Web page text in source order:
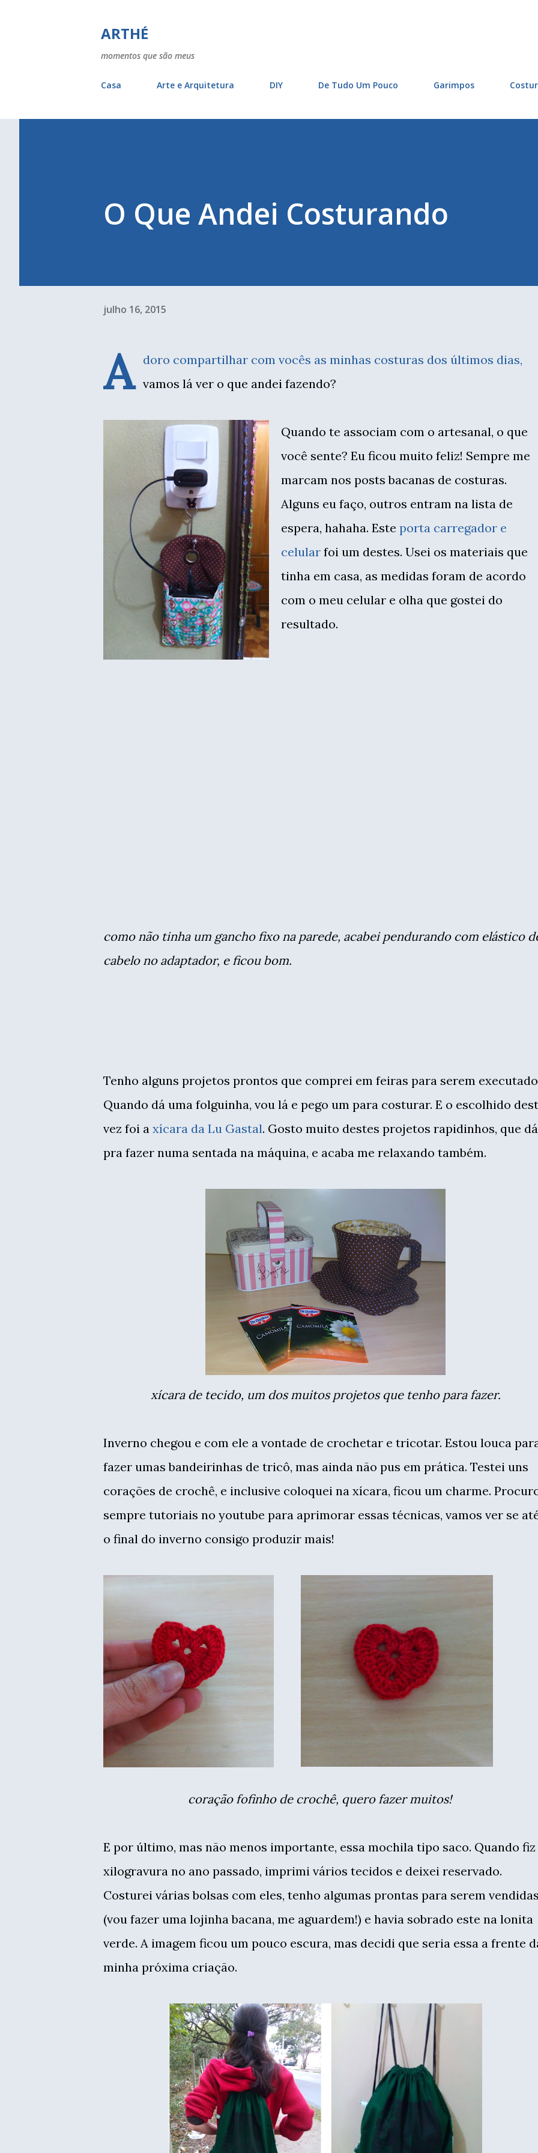
ARTHÉ
momentos que são meus
Casa Arte e Arquitetura DIY De Tudo Um Pouco Garimpos
O Que Andei Costurando
julho 16, 2015
A
doro compartilhar com vocês as minhas costuras dos últimos dias,
vamos lá ver o que andei fazendo?
Quando te associam com o artesanal, o que
você sente? Eu ficou muito feliz! Sempre me
marcam nos posts bacanas de costuras.
Alguns eu faço, outros entram na lista de
espera, hahaha. Este porta carregador e
celular foi um destes. Usei os materiais que
tinha em casa, as medidas foram de acordo
com o meu celular e olha que gostei do
resultado.
como não tinha um gancho fixo na parede, acabei pendurando com elástico
cabelo no adaptador, e ficou bom.
Tenho alguns projetos prontos que comprei em feiras para serem
Quando dá uma folguinha, vou lá e pego um para costurar. E o escolhido
vez foi a xícara da Lu Gastal. Gosto muito destes projetos rapidinhos, que dá
pra fazer numa sentada na máquina, e acaba me relaxando também.
xícara de tecido, um dos muitos projetos que tenho para fazer.
Inverno chegou e com ele a vontade de crochetar e tricotar. Estou louca
fazer umas bandeirinhas de tricô, mas ainda não pus em prática. Testei uns
corações de crochê, e inclusive coloquei na xícara, ficou um charme.
sempre tutoriais no youtube para aprimorar essas técnicas, vamos ver se
o final do inverno consigo produzir mais!
coração fofinho de crochê, quero fazer muitos!
E por último, mas não menos importante, essa mochila tipo saco. Quando fiz
xilogravura no ano passado, imprimi vários tecidos e deixei reservado.
Costurei várias bolsas com eles, tenho algumas prontas para serem
(vou fazer uma lojinha bacana, me aguardem!) e havia sobrado este na lonita
verde. A imagem ficou um pouco escura, mas decidi que seria essa a frente
minha próxima criação.